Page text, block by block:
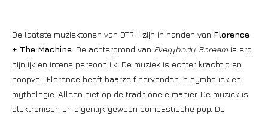
De laatste muziektonen van DTRH zijn in handen van Florence
+ The Machine . De achtergrond van Everybody Scream is erg
pijnlijk en intens persoonlijk. De muziek is echter krachtig en
hoopvol. Florence heeft haarzelf hervonden in symboliek en
mythologie. Alleen niet op de traditionele manier. De muziek is
elektronisch en eigenlijk gewoon bombastische pop. De